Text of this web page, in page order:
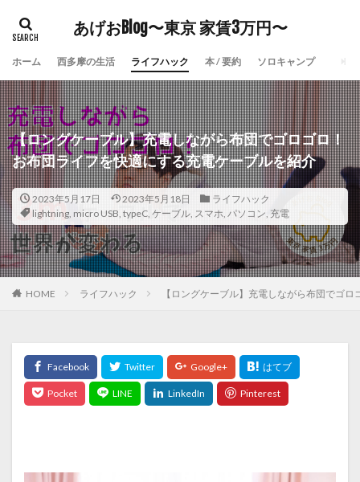
あげおBlog〜東京 家賃3万円〜
ホーム 西多摩の生活 ライフハック 本 / 要約 ソロキャンプ
【ロングケーブル】充電しながら布団でゴロゴロ！
お布団ライフを快適にする充電ケーブルを紹介
2023年5月17日 2023年5月18日
ライフハック
lightning, micro USB, typeC, ケーブル, スマホ, パソコン, 充電
HOME ライフハック 【ロングケーブル】充電しながら布団でゴ